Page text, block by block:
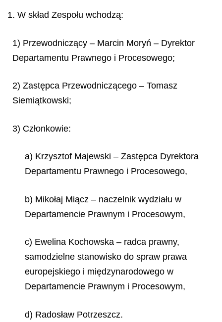
1. W skład Zespołu wchodzą:
1) Przewodniczący – Marcin Moryń – Dyrektor
Departamentu Prawnego i Procesowego;
2) Zastępca Przewodniczącego – Tomasz
Siemiątkowski;
3) Członkowie:
a) Krzysztof Majewski – Zastępca Dyrektora
Departamentu Prawnego i Procesowego,
b) Mikołaj Miącz – naczelnik wydziału w
Departamencie Prawnym i Procesowym,
c) Ewelina Kochowska – radca prawny,
samodzielne stanowisko do spraw prawa
europejskiego i międzynarodowego w
Departamencie Prawnym i Procesowym,
d) Radosław Potrzeszcz.